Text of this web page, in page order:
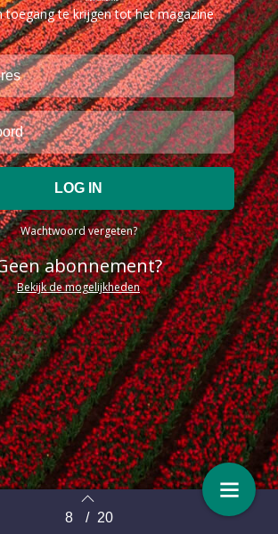
8 / 20
toegang te krijgen tot het magazine
Wachtwoord vergeten?
abonnement?
Bekijk de mogelijkheden